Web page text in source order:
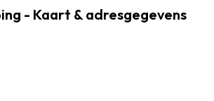
- Kaart & adresgegevens